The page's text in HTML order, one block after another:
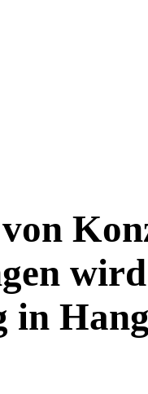
in